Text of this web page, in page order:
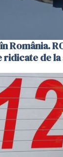
România.
ridicate de la